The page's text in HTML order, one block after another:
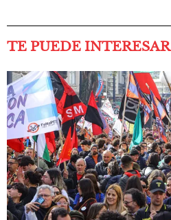
TE PUEDE INTERESAR